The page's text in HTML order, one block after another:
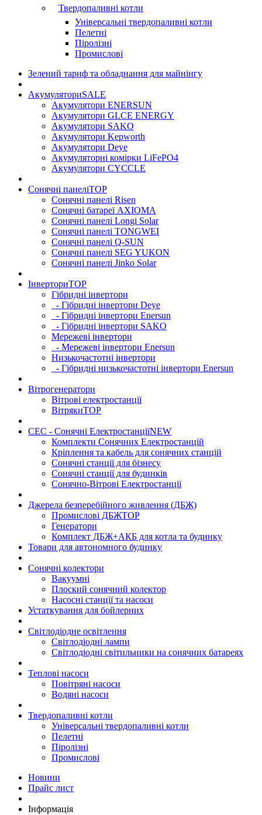
Твердопаливні котли
Універсальні твердопаливні котли
Пелетні
Піролізні
Промислові
Зелений тариф та обладнання для майнінгу
АкумуляториSALE
Акумулятори ENERSUN
Акумулятори GLCE ENERGY
Акумулятори SAKO
Акумулятори Kepworth
Акумулятори Deye
Акумуляторні комірки LiFePO4
Акумулятори CYCCLE
Сонячні панеліTOP
Сонячні панелі Risen
Сонячні батареї AXIOMA
Сонячні панелі Longi Solar
Сонячні панелі TONGWEI
Сонячні панелі Q-SUN
Сонячні панелі SEG YUKON
Сонячні панелі Jinko Solar
ІнверториTOP
Гібридні інвертори
- Гібридні інвертори Deye
- Гібридні інвертори Enersun
- Гібридні інвертори SAKO
Мережеві інвертори
- Мережеві інвертори Enersun
Низькочастотні інвертори
- Гібридні низькочастотні інвертори Enersun
Вітрогенератори
Вітрові електростанції
ВітрякиTOP
СЕС - Сонячні ЕлектростанціїNEW
Комплекти Сонячних Електростанцій
Кріплення та кабель для сонячних станцій
Сонячні станції для бізнесу
Сонячні станції для будинків
Сонячно-Вітрові Електростанції
Джерела безперебійного живлення (ДБЖ)
Промислові ДБЖTOP
Генератори
Комплект ДБЖ+АКБ для котла та будинку
Товари для автономного будинку
Сонячні колектори
Вакуумні
Плоский сонячний колектор
Насосні станції та насоси
Устаткування для бойлерних
Світлодіодне освітлення
Світлодіодні лампи
Світлодіодні світильники на сонячних батареях
Теплові насоси
Повітряні насоси
Водяні насоси
Твердопаливні котли
Універсальні твердопаливні котли
Пелетні
Піролізні
Промислові
Новини
Прайс лист
Інформація